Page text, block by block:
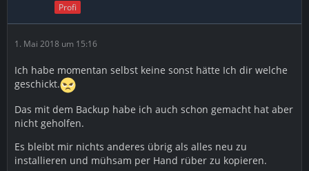
Profi
1. Mai 2018 um 15:16
Ich habe momentan selbst keine sonst hätte Ich dir welche
geschickt.
Das mit dem Backup habe ich auch schon gemacht hat aber
nicht geholfen.
Es bleibt mir nichts anderes übrig als alles neu zu
installieren und mühsam per Hand rüber zu kopieren.